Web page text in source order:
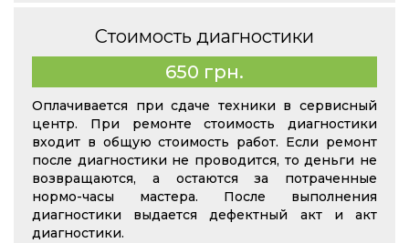
Стоимость диагностики
650 грн.
Оплачивается при сдаче техники в сервисный
центр. При ремонте стоимость диагностики
входит в общую стоимость работ. Если ремонт
после диагностики не проводится, то деньги не
возвращаются, а остаются за потраченные
нормо-часы мастера. После выполнения
диагностики выдается дефектный акт и акт
диагностики.